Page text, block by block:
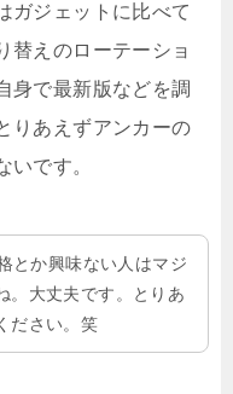
ガジェットに比べて
替えのローテーショ
身で最新版などを調
りあえずアンカーの
いです。
とか興味ない人はマジ
。大丈夫です。とりあ
ださい。笑